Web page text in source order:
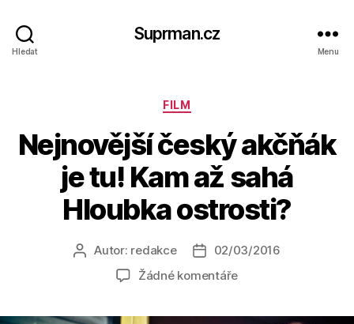
Hledat
Suprman.cz
Menu
Rubriky
FILM
Nejnovější český akčňák
je tu! Kam až sahá
Hloubka ostrosti?
Autor
příspěvku
Autor: redakce
Datum
příspěvku
02/03/2016
Žádné komentářeu